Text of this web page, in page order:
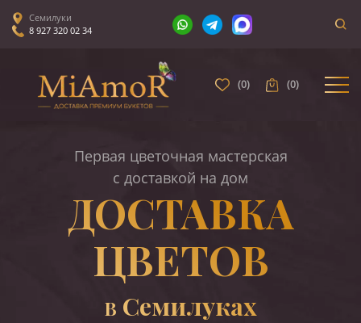
Семилуки
8 927 320 02 34
(0) (0)
Первая цветочная мастерская
с доставкой на дом
ДОСТАВКА
ЦВЕТОВ
В Семилуках